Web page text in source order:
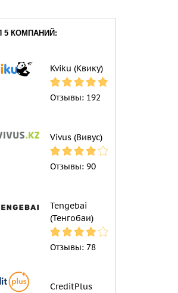
5 КОМПАНИЙ:
Kviku (Квику)
Отзывы: 192
Vivus (Вивус)
Отзывы: 90
Tengebai
(Тенгобаи)
Отзывы: 78
CreditPlus